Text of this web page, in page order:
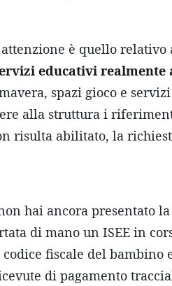
è quello
educativi
spazi gioco e
alla struttura i
risulta abilitato, la
hai ancora presentato
di mano un ISEE in
fiscale del bambino
di pagamento